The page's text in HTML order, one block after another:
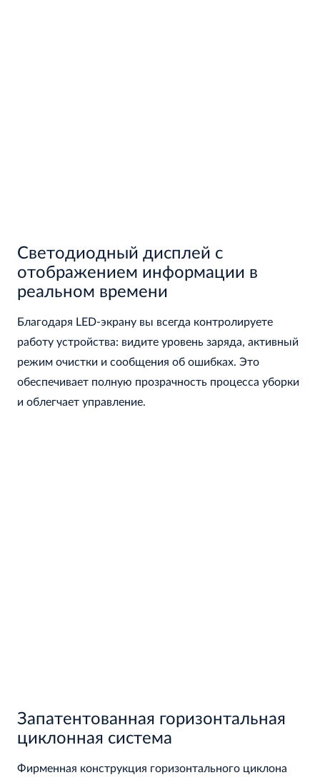
Светодиодный дисплей с
отображением информации в
реальном времени
Благодаря LED-экрану вы всегда контролируете
работу устройства: видите уровень заряда, активный
режим очистки и сообщения об ошибках. Это
обеспечивает полную прозрачность процесса уборки
и облегчает управление.
Запатентованная горизонтальная
циклонная система
Фирменная конструкция горизонтального циклона